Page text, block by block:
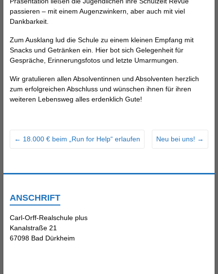
passieren – mit einem Augenzwinkern, aber auch mit viel
Dankbarkeit.
Zum Ausklang lud die Schule zu einem kleinen Empfang mit
Snacks und Getränken ein. Hier bot sich Gelegenheit für
Gespräche, Erinnerungsfotos und letzte Umarmungen.
Wir gratulieren allen Absolventinnen und Absolventen herzlich
zum erfolgreichen Abschluss und wünschen ihnen für ihren
weiteren Lebensweg alles erdenklich Gute!
← 18.000 € beim „Run for Help“ erlaufen Neu bei uns! →
ANSCHRIFT
Carl-Orff-Realschule plus
Kanalstraße 21
67098 Bad Dürkheim